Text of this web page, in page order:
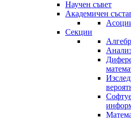
Научен съвет
Академичен
Секции